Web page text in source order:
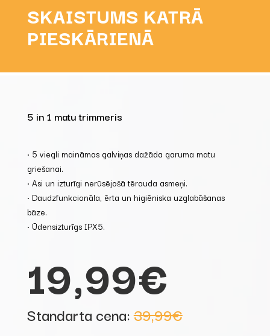
SKAISTUMS KATRĀ
PIESKĀRIENĀ
5 in 1 matu trimmeris
• 5 viegli maināmas galviņas dažāda garuma matu
griešanai.
• Asi un izturīgi nerūsējošā tērauda asmeņi.
• Daudzfunkcionāla, ērta un higiēniska uzglabāšanas
bāze.
• Ūdensizturīgs IPX5.
19,99€
Standarta cena:39,99€